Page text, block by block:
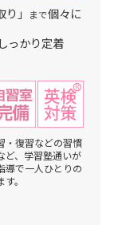
」 まで個々に
しっかり定着
・復習などの習慣
ど、学習塾通いが
導で一人ひとりの
。